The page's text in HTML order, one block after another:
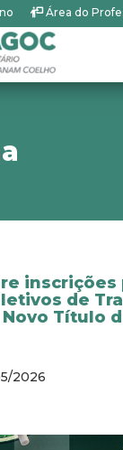
Área do
inscrições
de
Título
2026